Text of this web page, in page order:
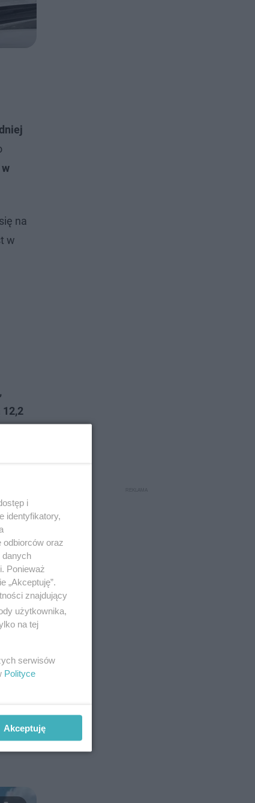
na
w
ciąg
i
identyfikatory,
oraz
danych
Ponieważ
„Akceptuję”.
znajdujący
użytkownika,
na tej
serwisów
Polityce
Akceptuję